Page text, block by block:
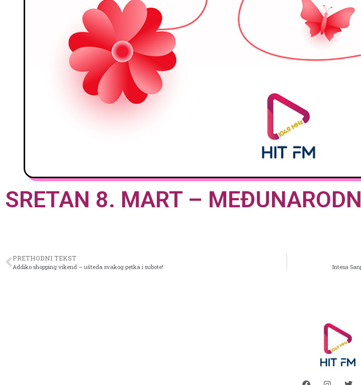
SRETAN 8. MART –
PRETHODNI TEKST
Addiko shopping vikend – ušteda svakog petka i subote! Intesa